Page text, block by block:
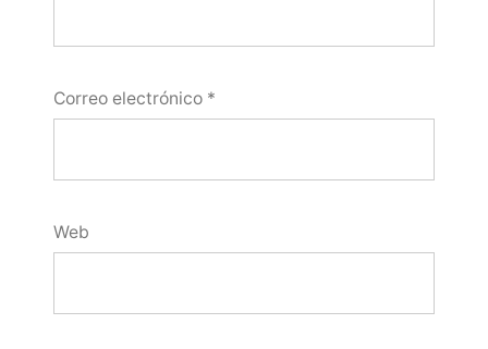
Correo electrónico *
Web